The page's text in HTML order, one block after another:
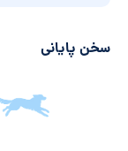
سخن پایانی
جمع‌بندی مقاله